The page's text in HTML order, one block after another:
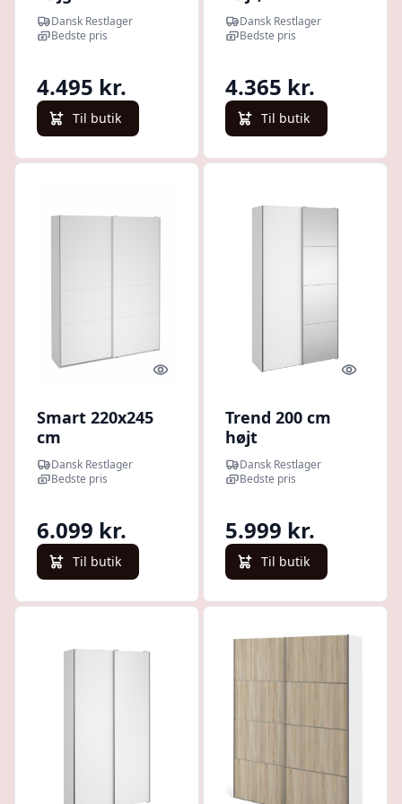
garderobeskab
180 cm bredt
Dansk Restlager
Bedste pris
4.495 kr.
Til butik
egelook/hvid 150
cm bredt med 2
Dansk Restlager
Bedste pris
4.365 kr.
Til butik
Quick look
Smart 220x245
cm
garderobeskab
hvidt med 2
Dansk Restlager
Bedste pris
6.099 kr.
Til butik
Quick
Trend 200 cm
højt
graderobeskab
med 2
spejl 150 cm
bredt
Dansk Restlager
Bedste pris
5.999 kr.
Til butik